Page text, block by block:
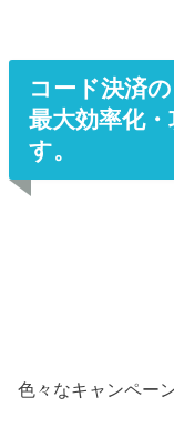
コード決済
最大効率化
す。
色々なキャンペー